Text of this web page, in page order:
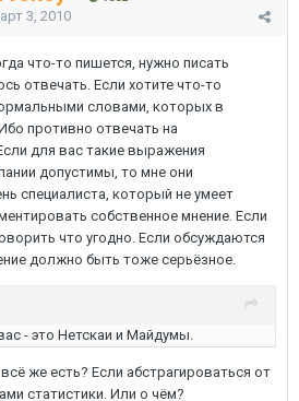
3, 2010
что-то пишется, нужно писать
отвечать. Если хотите что-то
словами, которых в
противно отвечать на
для вас такие выражения
допустимы, то мне они
специалиста, который не умеет
собственное мнение. Если
что угодно. Если обсуждаются
должно быть тоже серьёзное.
- это Нетскаи и Майдумы.
же есть? Если абстрагироваться от
статистики. Или о чём?